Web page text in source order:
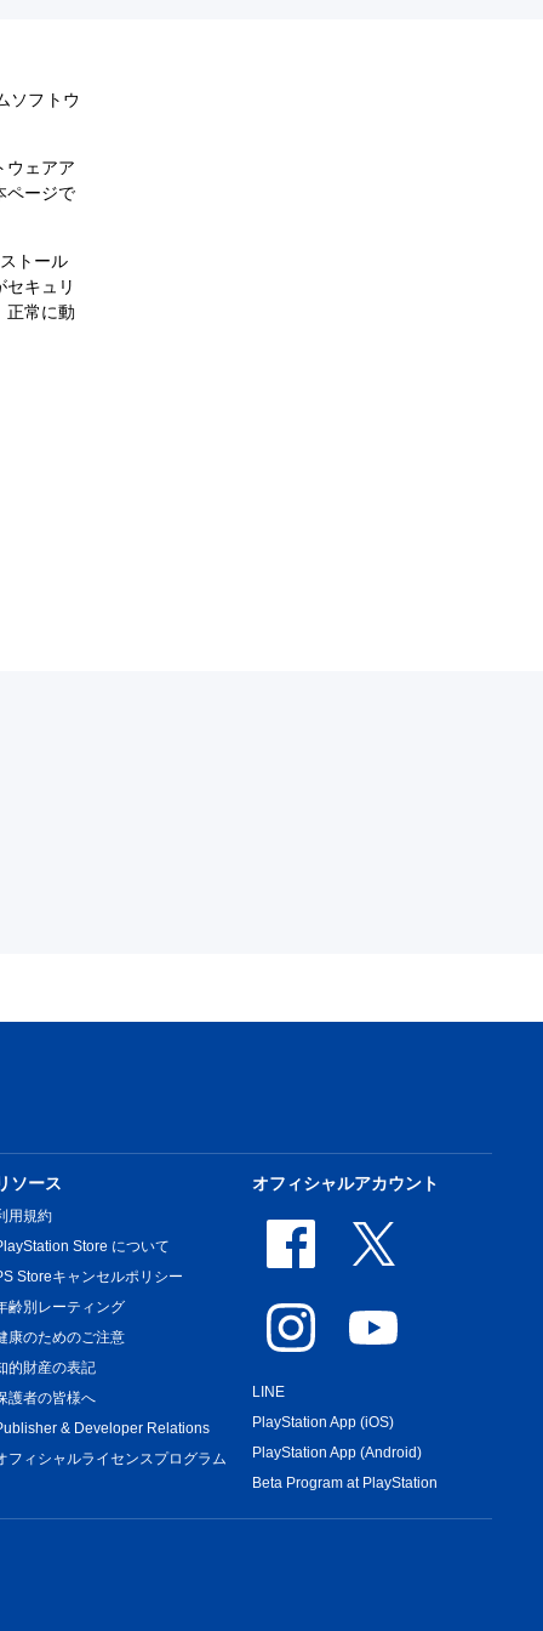
ソフトウ
ウェアア
ページで
トール
キュリ
正常に動
ソース
用規約
Store について
Storeキャンセルポリシー
齢別レーティング
康のためのご注意
的財産の表記
護者の皆様へ
& Developer Relations
フィシャルライセンスプログラム
オフィシャルアカウント
LINE
PlayStation App (iOS)
PlayStation App (Android)
Beta Program at PlayStation